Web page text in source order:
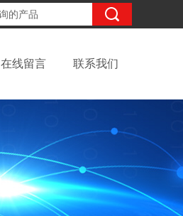
在线留言 联系我们